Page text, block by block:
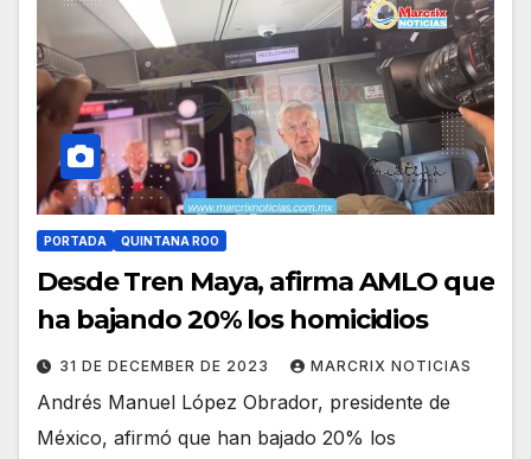
PORTADA QUINTANA ROO
Desde Tren Maya, afirma AMLO que
ha bajando 20% los homicidios
31 DE DECEMBER DE 2023 MARCRIX NOTICIAS
Andrés Manuel López Obrador, presidente de
México, afirmó que han bajado 20% los